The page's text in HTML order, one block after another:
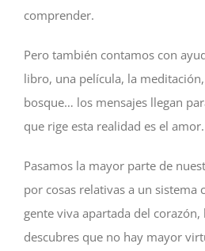
comprender.
Pero también contamos con
libro, una película, la
bosque… los mensajes llegan
que rige esta realidad es el amor.
Pasamos la mayor parte de
por cosas relativas a un sistema
gente viva apartada del corazón,
descubres que no hay mayor